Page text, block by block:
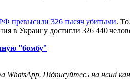
превысили 326 тысяч убитыми.
в Украину достигли 326 440
"бомбу"
WhatsApp. Підписуйтесь на наші